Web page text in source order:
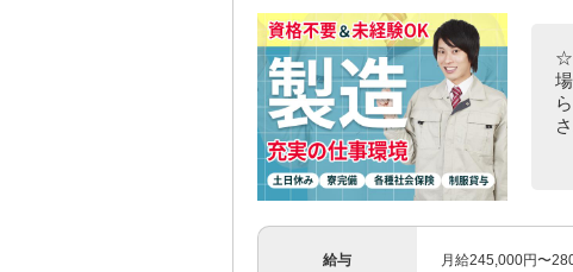
☆
給与 月給245,000円〜